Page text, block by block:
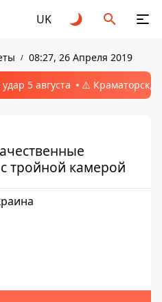
UK
08:27, 26 Апреля 2019
5 августа ⚠️ Краматорск,
тройной камерой